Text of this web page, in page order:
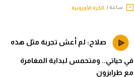
ساعة | الكرة الأوروبية
صلاح: لم أعش تجربة مثل هذه
في حياتي.. ومتحمس لبداية المغامرة
مع طرابزون